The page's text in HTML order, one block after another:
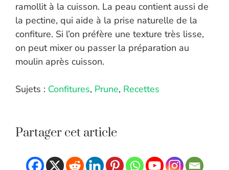
ramollit à la cuisson. La peau contient aussi de
la pectine, qui aide à la prise naturelle de la
confiture. Si l’on préfère une texture très lisse,
on peut mixer ou passer la préparation au
moulin après cuisson.
Sujets : Confitures, Prune, Recettes
Partager cet article